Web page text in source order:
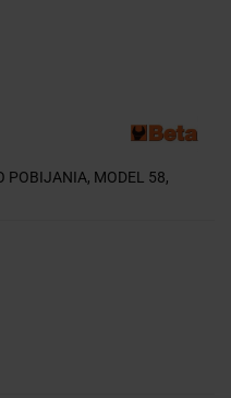
POBIJANIA, MODEL 58,